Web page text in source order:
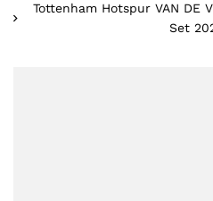
Tottenham Hotspur VAN DE
Set